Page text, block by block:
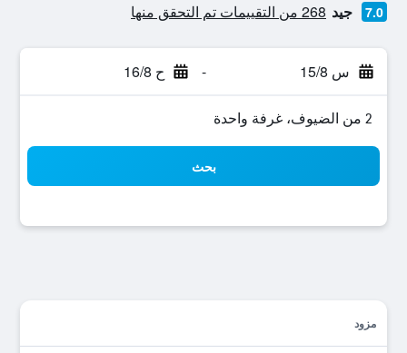
7.0 جيد 268 من التقييمات تم التحقق منها
س 15/8 - ح 16/8
2 من الضيوف، غرفة واحدة
بحث
مزود